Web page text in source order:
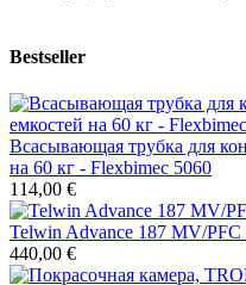
Bestseller
Всасывающая трубка для
на 60 кг - Flexbimec 5060
114,00 €
Telwin Advance 187 MV/
440,00 €